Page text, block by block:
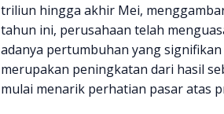
triliun hingga akhir Mei,
tahun ini, perusahaan telah
adanya pertumbuhan yang
merupakan peningkatan dari hasil
mulai menarik perhatian pasar atas